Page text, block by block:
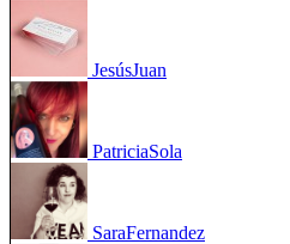
JesúsJuan
PatriciaSola
SaraFernandez